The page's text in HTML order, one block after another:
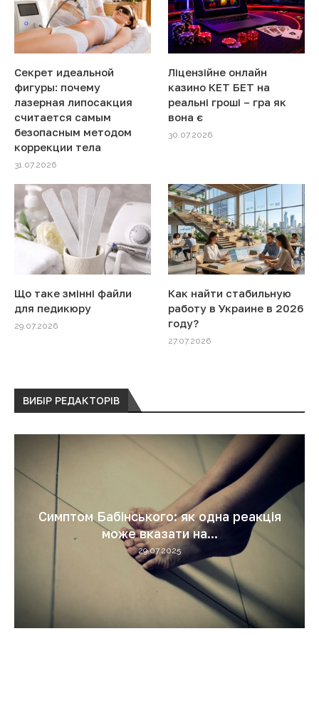
Секрет идеальной
фигуры: почему
лазерная липосакция
считается самым
безопасным методом
коррекции тела
31.07.2026
Ліцензійне онлайн
казино КЕТ БЕТ на
реальні гроші – гра як
вона є
30.07.2026
Що таке змінні файли
для педикюру
29.07.2026
Как найти стабильную
работу в Украине в 2026
году?
27.07.2026
ВИБІР РЕДАКТОРІВ
Гіперглікемічна кома: невідкладна
допомога, яка рятує життя
29.07.2025